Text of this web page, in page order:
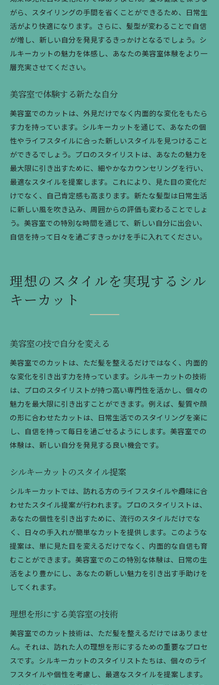
がら、スタイリングの手間を省くことができるため、日常生
活がより快適になります。さらに、髪型が変わることで自信
が増し、新しい自分を発見するきっかけとなるでしょう。シ
ルキーカットの魅力を体感し、あなたの美容室体験をより一
層充実させてください。
美容室で体験する新たな自分
美容室でのカットは、外見だけでなく内面的な変化をもたら
す力を持っています。シルキーカットを通じて、あなたの個
性やライフスタイルに合った新しいスタイルを見つけること
ができるでしょう。プロのスタイリストは、あなたの魅力を
最大限に引き出すために、細やかなカウンセリングを行い、
最適なスタイルを提案します。これにより、見た目の変化だ
けでなく、自己肯定感も高まります。新たな髪型は日常生活
に新しい風を吹き込み、周囲からの評価も変わることでしょ
う。美容室での特別な時間を通じて、新しい自分に出会い、
自信を持って日々を過ごすきっかけを手に入れてください。
理想のスタイルを実現するシル
キーカット
美容室の技で自分を変える
美容室でのカットは、ただ髪を整えるだけではなく、内面的
な変化を引き出す力を持っています。シルキーカットの技術
は、プロのスタイリストが持つ高い専門性を活かし、個々の
魅力を最大限に引き出すことができます。例えば、髪質や顔
の形に合わせたカットは、日常生活でのスタイリングを楽に
し、自信を持って毎日を過ごせるようにします。美容室での
体験は、新しい自分を発見する良い機会です。
シルキーカットのスタイル提案
シルキーカットでは、訪れる方のライフスタイルや趣味に合
わせたスタイル提案が行われます。プロのスタイリストは、
あなたの個性を引き出すために、流行のスタイルだけでな
く、日々の手入れが簡単なカットを提供します。このような
提案は、単に見た目を変えるだけでなく、内面的な自信も育
むことができます。美容室でのこの特別な体験は、日常の生
活をより豊かにし、あなたの新しい魅力を引き出す手助けを
してくれます。
理想を形にする美容室の技術
美容室でのカット技術は、ただ髪を整えるだけではありませ
ん。それは、訪れた人の理想を形にするための重要なプロセ
スです。シルキーカットのスタイリストたちは、個々のライ
フスタイルや個性を考慮し、最適なスタイルを提案します。